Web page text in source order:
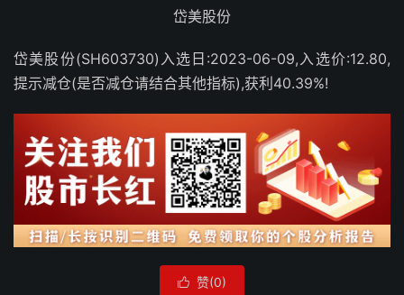
岱美股份
岱美股份(SH603730)入选日:2023-06-09,入选价:12.80,
提示减仓(是否减仓请结合其他指标),获利40.39%!
 赞(0)